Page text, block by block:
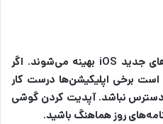
برنامه‌ها به‌مرورزمان برای نسخه‌های جدید iOS بهینه می‌شوند. اگر
برخی اپلیکیشن‌ها درست کار
دسترس نباشد. آپدیت کردن گوشی
روز هماهنگ باشید.